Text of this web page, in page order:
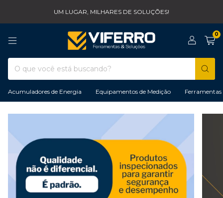
UM LUGAR, MILHARES DE SOLUÇÕES!
0
Acumuladores de Energia Equipamentos de Medição